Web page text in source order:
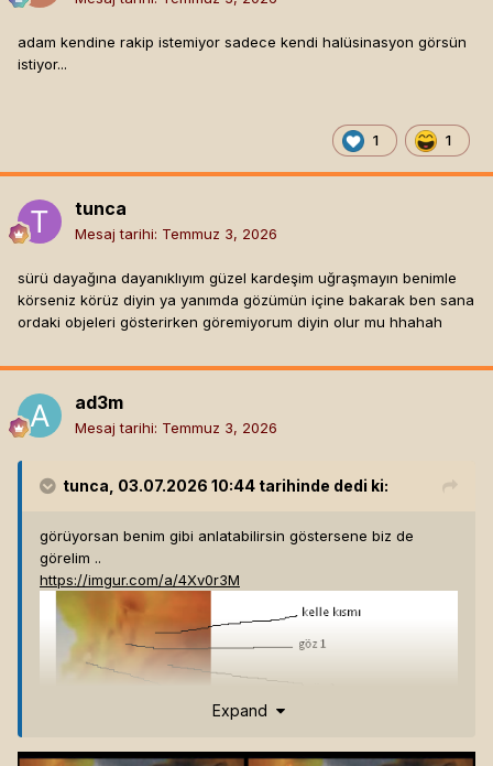
adam kendine rakip istemiyor sadece kendi halüsinasyon görsün
istiyor...
1 1
tunca
Mesaj tarihi: Temmuz 3, 2026
sürü dayağına dayanıklıyım güzel kardeşim uğraşmayın benimle
körseniz körüz diyin ya yanımda gözümün içine bakarak ben sana
ordaki objeleri gösterirken göremiyorum diyin olur mu hhahah
ad3m
Mesaj tarihi: Temmuz 3, 2026
tunca , 03.07.2026 10:44 tarihinde dedi ki:
görüyorsan benim gibi anlatabilirsin göstersene biz de
görelim ..
https://imgur.com/a/4Xv0r3M
Expand